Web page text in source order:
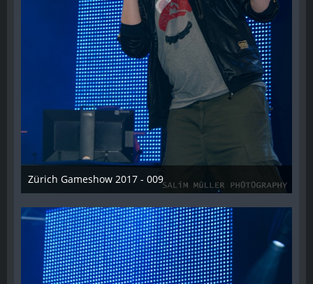
Zürich Gameshow 2017 - 009
28. Oktober 2017